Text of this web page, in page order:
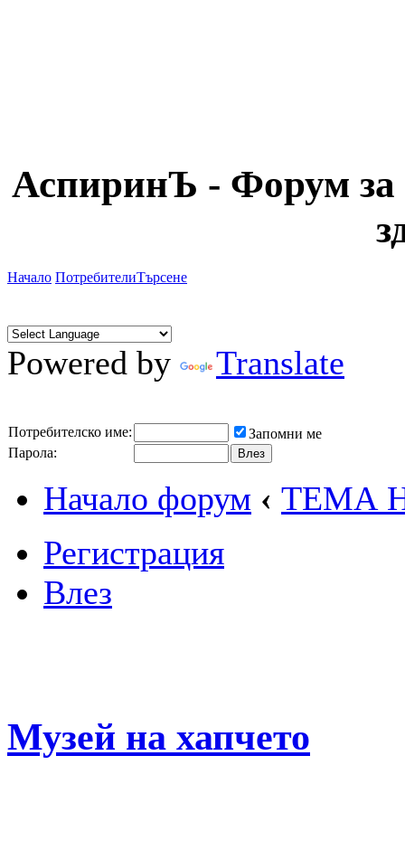
АспиринЪ - Форум за
Начало ПотребителиТърсене
Powered by Translate
Потребителско име:
Запомни ме
Парола:
Начало форум ‹ ТЕМА
Регистрация
Влез
Музей на хапчето